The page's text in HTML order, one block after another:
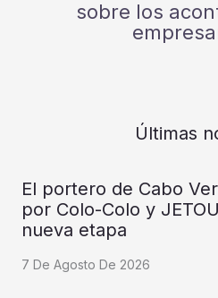
sobre los
Últimas
El portero de Cabo
por Colo-Colo y
nueva etapa
7 De Agosto De 2026